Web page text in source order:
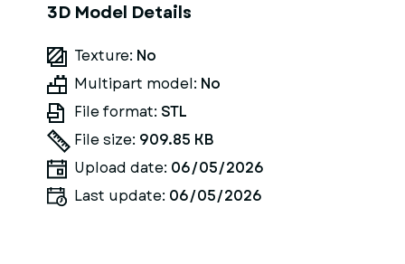
3D Model Details
Texture: No
Multipart model: No
File format: STL
File size: 909.85 KB
Upload date: 06/05/2026
Last update: 06/05/2026